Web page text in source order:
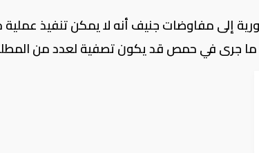
إلى مفاوضات جنيف أنه لا يمكن تنفيذ
ما جرى في حمص قد يكون تصفية لعدد من